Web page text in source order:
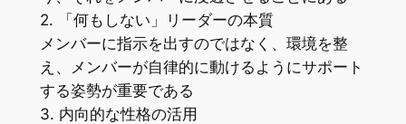
2. 「何もしない」リーダーの本質
メンバーに指示を出すのではなく、環境を整
え、メンバーが自律的に動けるようにサポート
する姿勢が重要である
3. 内向的な性格の活用